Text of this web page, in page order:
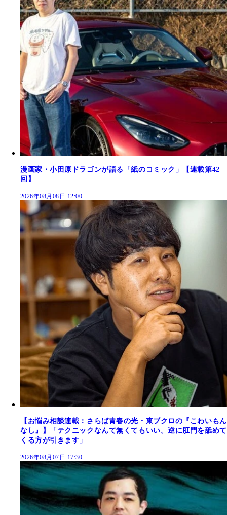
漫画家・小田原ドラゴンが語る「紙のコミック」【連載第42
回】
2026年08月08日 12:00
【お悩み相談連載：さらば青春の光・東ブクロの『こわいもん
なし』】「テクニックなんて無くてもいい。逆に肛門を舐めて
くる方が引きます」
2026年08月07日 17:30